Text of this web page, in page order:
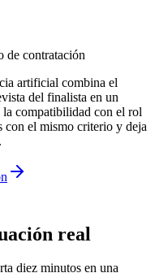
de contratación
artificial combina el
del finalista en un
compatibilidad con el rol
con el mismo criterio y deja
real
diez minutos en una